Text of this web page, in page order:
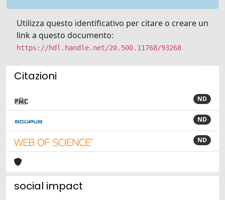
Utilizza questo identificativo per citare o creare un
link a questo documento:
https://hdl.handle.net/20.500.11768/93268
Citazioni
ND
ND
ND
social impact